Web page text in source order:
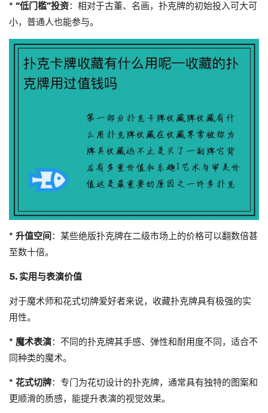
* “低门槛”投资：相对于古董、名画，扑克牌的初始投入可大可
小，普通人也能参与。
* 升值空间 ：某些绝版扑克牌在二级市场上的价格可以翻数倍甚
至数十倍。
5. 实用与表演价值
对于魔术师和花式切牌爱好者来说，收藏扑克牌具有极强的实
用性。
* 魔术表演：不同的扑克牌其手感、弹性和耐用度不同，适合不
同种类的魔术。
* 花式切牌：专门为花切设计的扑克牌，通常具有独特的图案和
更顺滑的质感，能提升表演的视觉效果。